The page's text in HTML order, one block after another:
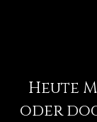
Heute
oder